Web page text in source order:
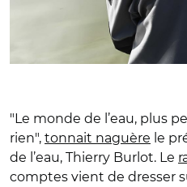
"Le monde de l’eau, plus
rien", tonnait naguère le
de l’eau, Thierry Burlot. Le
comptes vient de dresser